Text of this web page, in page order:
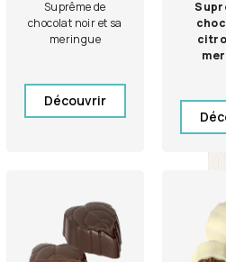
Suprême de
chocolat noir et sa
meringue
Découvrir